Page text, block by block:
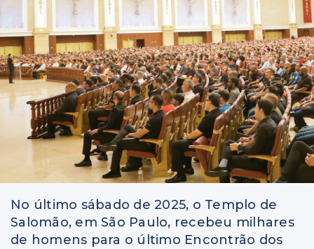
No último sábado de 2025, o Templo de
Salomão, em São Paulo, recebeu milhares
de homens para o último Encontrão dos